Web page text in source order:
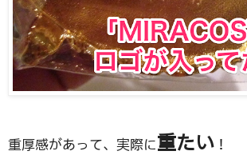
重厚感があって、実際に重たい ！